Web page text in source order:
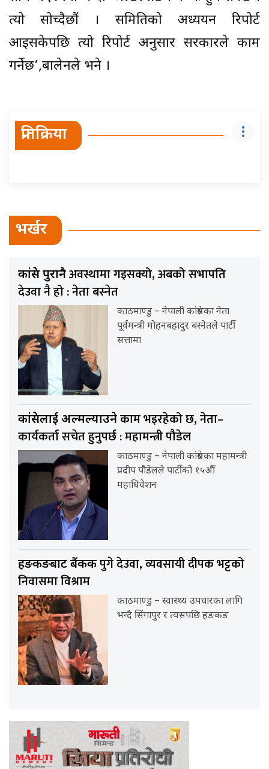
त्यो सोच्दैछौं । समितिको अध्ययन रिपोर्ट
आइसकेपछि त्यो रिपोर्ट अनुसार सरकारले काम
गर्नेछ’,बालेनले भने ।
प्रतिक्रिया
भर्खर
कांग्रेस पुरानैअवस्थामा गइसक्यो, अबको सभापति
देउवा नै हो : नेता बस्नेत
काठमाण्डु – नेपाली कांग्रेसका नेता
पूर्वमन्त्री मोहनबहादुर बस्नेतले पार्टी
सत्तामा
कांग्रेसलाई अल्मल्याउनेकाम भइरहेको छ, नेता–
कार्यकर्ता सचेत हुनुपर्छ : महामन्त्री पौडेल
काठमाण्डु – नेपाली कांग्रेसका महामन्त्री
प्रदीप पौडेलले पार्टीको १५औँ
महाधिवेशन
हङकङबाट बैंककपुगे देउवा, व्यवसायी दीपक भट्टको
निवासमा विश्राम
काठमाण्डु – स्वास्थ्य उपचारका लागि
भन्दै सिंगापुर र त्यसपछि हङकङ